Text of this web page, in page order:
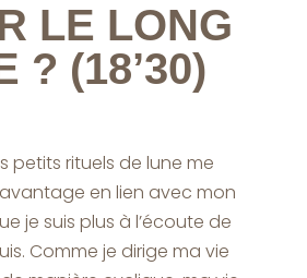
LE LONG
? (18’30)
petits rituels de lune me
en lien avec mon
je suis plus à l’écoute de
Comme je dirige ma vie